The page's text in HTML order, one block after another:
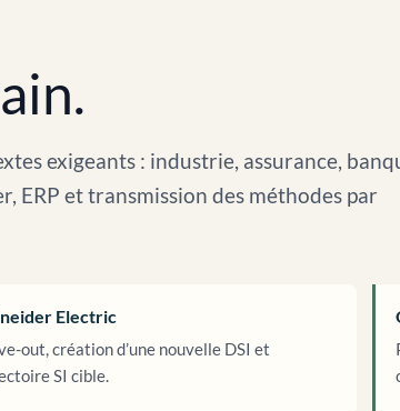
exigeants : industrie, assurance,
ERP et transmission des méthodes par
Electric
out, création d’une nouvelle DSI et
SI cible.